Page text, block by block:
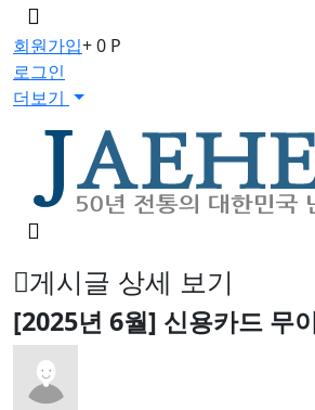
메
뉴
버
튼
회원가입+ 0 P
로그인
더보기
검
버
튼
게시글 상세 보기
[2025년 6월] 신용카드 무